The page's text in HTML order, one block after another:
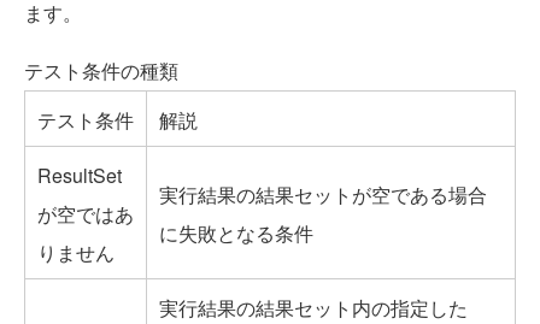
ます。
テスト条件の種類
テスト条件
解説
ResultSet
が空ではあ
りません
実行結果の結果セットが空である場合
に失敗となる条件
実行結果の結果セット内の指定した